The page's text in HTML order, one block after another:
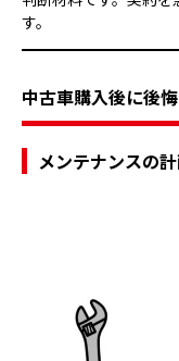
す。
中古車購入後に後
メンテナンスの